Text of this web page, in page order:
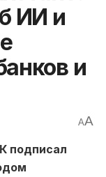
ИИ и
и
AA
подписал